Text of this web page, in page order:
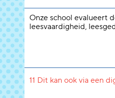
Onze school evalueert
leesvaardigheid,
11 Dit kan ook via een